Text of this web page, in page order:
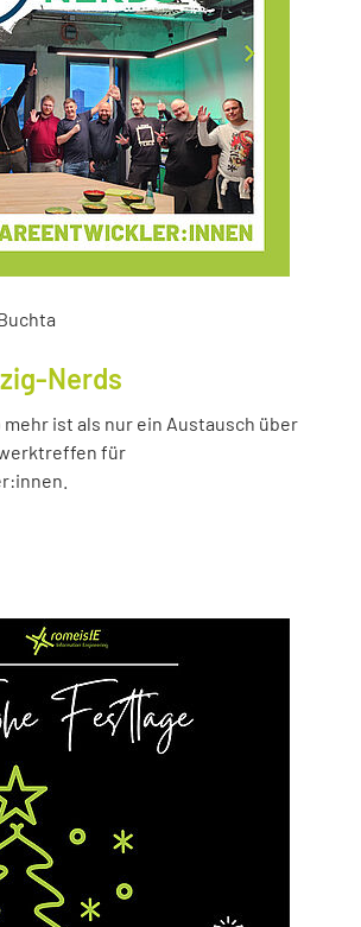
Nerds
mehr ist als nur ein Austausch über
für